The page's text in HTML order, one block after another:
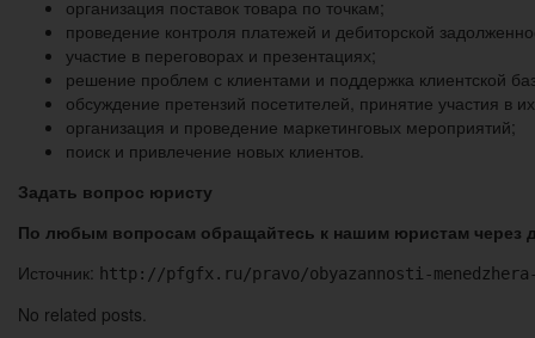
организация поставок товара по точкам;
проведение контроля платежей и дебиторской
участие в переговорах и презентациях;
решение проблем с клиентами и поддержка клиентской
обсуждение претензий посетителей, принятие участия в
организация и проведение маркетинговых мероприятий;
поиск и привлечение новых клиентов.
Задать вопрос юристу
По любым вопросам обращайтесь к нашим юристам через
Источник: http://pfgfx.ru/pravo/obyazannosti-menedzhera-
No related posts.